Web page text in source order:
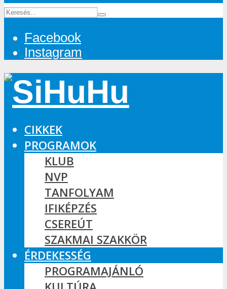
Facebook
Instagram
CIKKEK
PROGRAMOK
KLUB
NVP
TANFOLYAM
IFIKÉPZÉS
CSEREÚT
SZAKMAI SZAKKÖR
ÉRDEKESSÉG
PROGRAMAJÁNLÓ